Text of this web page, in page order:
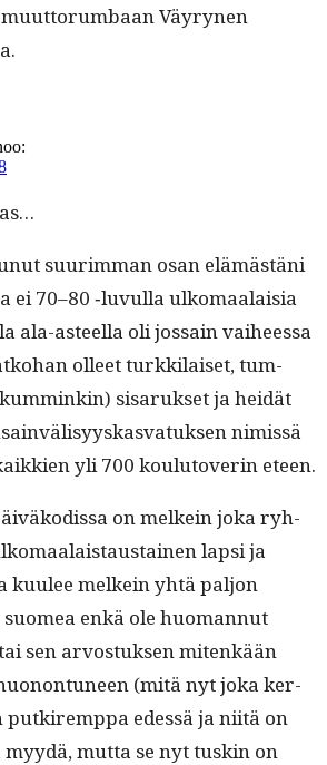
Väyry­nen
suurim­man osan elämästäni
ei 70–80 ‑luvul­la ulko­maalaisia
ala-asteel­la oli jos­sain vai­heessa
olleet turkki­laiset, tum­
sis­aruk­set ja hei­dät
nimis­sä
yli 700 koulu­toverin eteen.
on melkein joka ryh­
lap­si ja
kuulee melkein yhtä paljon
enkä ole huo­man­nut
sen arvos­tuk­sen mitenkään
(mitä nyt joka ker­
putkiremp­pa edessä ja niitä on
mut­ta se nyt tuskin on